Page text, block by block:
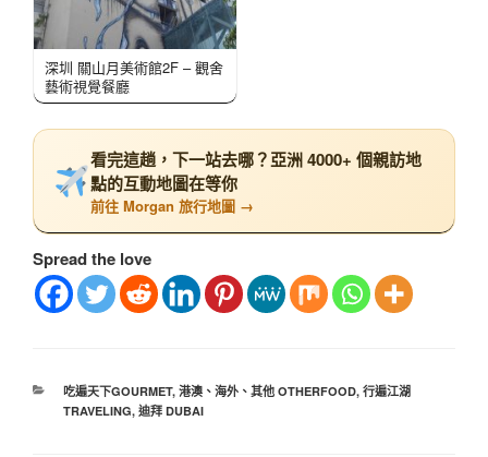
深圳 關山月美術館2F – 觀舍
藝術視覺餐廳
看完這趟，下一站去哪？亞洲 4000+ 個親訪地
點的互動地圖在等你
前往 Morgan 旅行地圖 →
Spread the love
吃遍天下GOURMET, 港澳、海外、其他 OTHERFOOD, 行遍江湖
TRAVELING, 迪拜 DUBAI